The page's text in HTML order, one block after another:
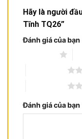
Hãy là người
Tĩnh TQ26”
Đánh giá của bạn
Đánh giá của bạn